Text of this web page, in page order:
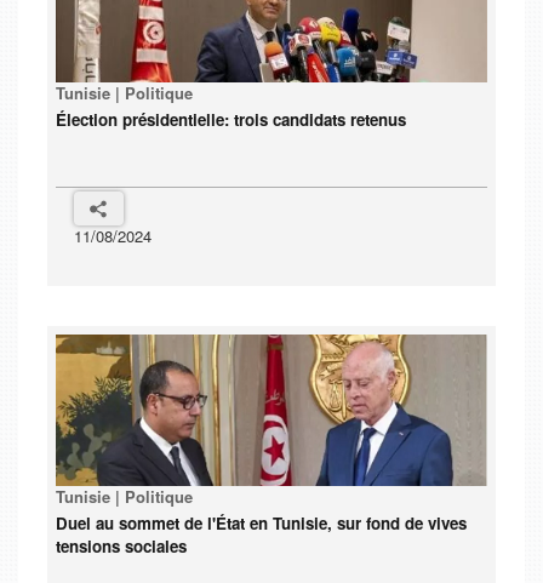
Tunisie | Politique
Élection présidentielle: trois candidats retenus
11/08/2024
Tunisie | Politique
Duel au sommet de l'État en Tunisie, sur fond de vives
tensions sociales